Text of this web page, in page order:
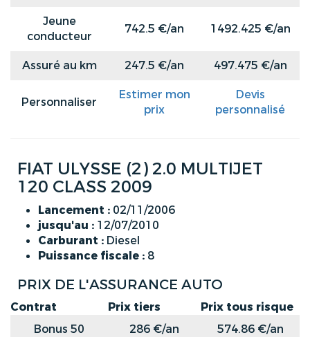
Jeune
conducteur
742.5 €/an 1492.425 €/an
Assuré au km 247.5 €/an 497.475 €/an
Personnaliser
Estimer mon
prix
Devis
personnalisé
FIAT ULYSSE (2) 2.0 MULTIJET
120 CLASS 2009
Lancement : 02/11/2006
jusqu'au : 12/07/2010
Carburant : Diesel
Puissance fiscale : 8
PRIX DE L'ASSURANCE AUTO
Contrat Prix tiers
Prix tous risque
Bonus 50
286 €/an
574.86 €/an